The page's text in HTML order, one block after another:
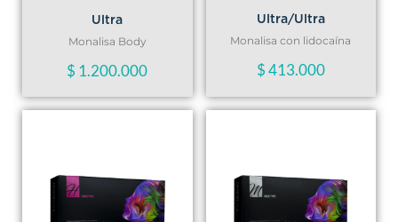
Ultra
Monalisa Body
$ 1.200.000
Ultra/Ultra
Monalisa con lidocaína
$413.000